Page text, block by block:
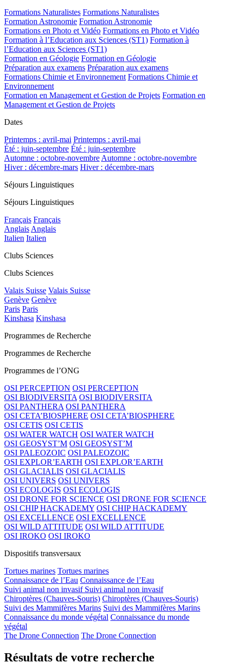
Formations Naturalistes Formations Naturalistes
Formation Astronomie Formation Astronomie
Formations en Photo et Vidéo Formations en Photo et Vidéo
Formation à l’Education aux Sciences (ST1) Formation à
l’Education aux Sciences (ST1)
Formation en Géologie Formation en Géologie
Préparation aux examens Préparation aux examens
Formations Chimie et Environnement Formations Chimie et
Environnement
Formation en Management et Gestion de Projets Formation en
Management et Gestion de Projets
Dates
Printemps : avril-mai Printemps : avril-mai
Été : juin-septembre Été : juin-septembre
Automne : octobre-novembreAutomne : octobre-novembre
Hiver : décembre-mars Hiver : décembre-mars
Séjours Linguistiques
Séjours Linguistiques
Français Français
AnglaisAnglais
Italien Italien
Clubs Sciences
Clubs Sciences
Valais Suisse Valais Suisse
Genève Genève
Paris Paris
Kinshasa Kinshasa
Programmes de Recherche
Programmes de Recherche
Programmes de l’ONG
OSI PERCEPTION OSI PERCEPTION
OSI BIODIVERSITA OSI BIODIVERSITA
OSI PANTHERA OSI PANTHERA
OSI CETA’BIOSPHERE OSI CETA’BIOSPHERE
OSI CETIS OSI CETIS
OSI WATER WATCH OSI WATER WATCH
OSI GEOSYST’M OSI GEOSYST’M
OSI PALEOZOIC OSI PALEOZOIC
OSI EXPLOR’EARTH OSI EXPLOR’EARTH
OSI GLACIALIS OSI GLACIALIS
OSI UNIVERS OSI UNIVERS
OSI ECOLOGIS OSI ECOLOGIS
OSI DRONE FOR SCIENCE OSI DRONE FOR SCIENCE
OSI CHIP HACKADEMY OSI CHIP HACKADEMY
OSI EXCELLENCE OSI EXCELLENCE
OSI WILD ATTITUDE OSI WILD ATTITUDE
OSI IROKO OSI IROKO
Dispositifs transversaux
Tortues marines Tortues marines
Connaissance de l’Eau Connaissance de l’Eau
Suivi animal non invasif Suivi animal non invasif
Chiroptères (Chauves-Souris) Chiroptères (Chauves-Souris)
Suivi des Mammifères Marins Suivi des Mammifères Marins
Connaissance du monde végétal Connaissance du monde
végétal
The Drone Connection The Drone Connection
Résultats de votre recherche